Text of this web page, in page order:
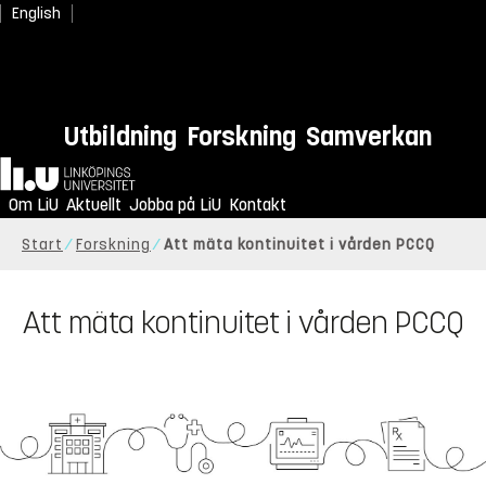
English
Utbildning Forskning Samverkan
Hem
Om LiU Aktuellt Jobba på LiU Kontakt
Start Forskning Att mäta kontinuitet i vården PCCQ
Att mäta kontinuitet i vården PCCQ